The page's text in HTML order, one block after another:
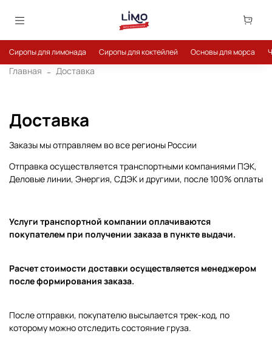
Сиропы для лимонада Сиропы для коктейлей Основы для морса
Главная Доставка
Доставка
Заказы мы отправляем во все регионы России
Отправка осуществляется транспортными компаниями ПЭК,
Деловые линии, Энергия, СДЭК и другими, после 100% оплаты
Услуги транспортной компании оплачиваются
покупателем при получении заказа в пункте выдачи.
Расчет стоимости доставки осуществляется менеджером
после формирования заказа.
После отправки, покупателю высылается трек-код, по
которому можно отследить состояние груза.